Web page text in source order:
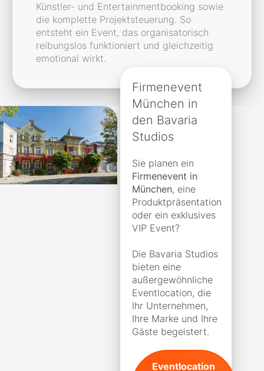
Künstler- und Entertainmentbooking sowie
die komplette Projektsteuerung. So
entsteht ein Event, das organisatorisch
reibungslos funktioniert und gleichzeitig
emotional wirkt.
Firmenevent
München in
den Bavaria
Studios
Sie planen ein
Firmenevent in
München, eine
Produktpräsentation
oder ein exklusives
VIP Event?
Die Bavaria Studios
bieten eine
außergewöhnliche
Eventlocation, die
Ihr Unternehmen,
Ihre Marke und Ihre
Gäste begeistert.
Eventlocation